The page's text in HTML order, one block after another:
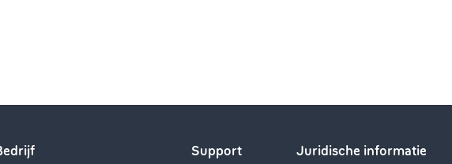
Support Juridische informatie